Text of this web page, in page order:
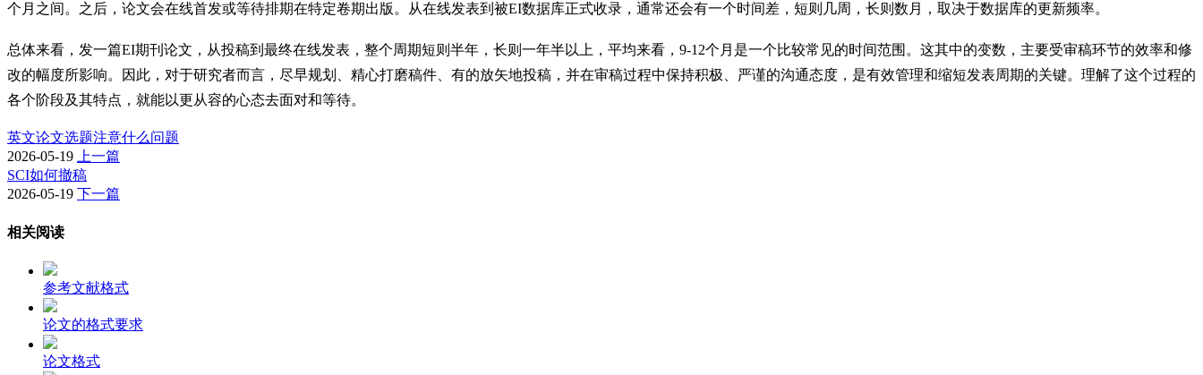
个月之间。之后，论文会在线首发或等待排期在特定卷期出版。从在线发表到被EI数据库正式收录，通常还会有一个时间差，短则几周，长则数月，取决于数据库的更新频率。
总体来看，发一篇EI期刊论文，从投稿到最终在线发表，整个周期短则半年，长则一年半以上，平均来看，9-12个月是一个比较常见的时间范围。这其中的变数，主要受审稿环节的效率和修
改的幅度所影响。因此，对于研究者而言，尽早规划、精心打磨稿件、有的放矢地投稿，并在审稿过程中保持积极、严谨的沟通态度，是有效管理和缩短发表周期的关键。理解了这个过程的
各个阶段及其特点，就能以更从容的心态去面对和等待。
英文论文选题注意什么问题
2026-05-19 上一篇
SCI如何撤稿
2026-05-19 下一篇
相关阅读
参考文献格式
论文的格式要求
论文格式